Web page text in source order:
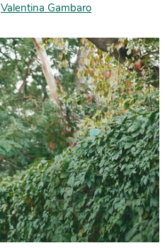
Valentina Gambaro